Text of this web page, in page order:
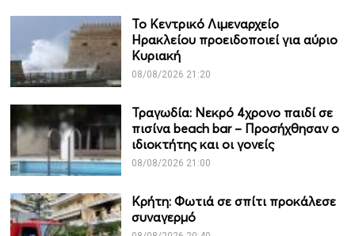
Το Κεντρικό Λιμεναρχείο
Ηρακλείου προειδοποιεί για αύριο
Κυριακή
08/08/2026 21:20
Τραγωδία: Νεκρό 4χρονο παιδί σε
πισίνα beach bar – Προσήχθησαν ο
ιδιοκτήτης και οι γονείς
08/08/2026 21:00
Κρήτη: Φωτιά σε σπίτι προκάλεσε
συναγερμό